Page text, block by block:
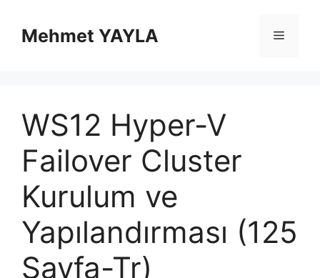
Mehmet YAYLA Menü
WS12 Hyper-V
Failover Cluster
Kurulum ve
Yapılandırması (125
Sayfa-Tr)